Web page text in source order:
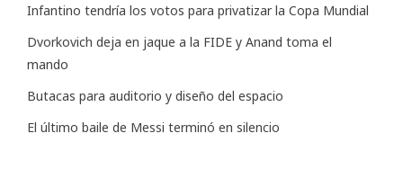
Infantino tendría los votos para privatizar la Copa Mundial
Dvorkovich deja en jaque a la FIDE y Anand toma el
mando
Butacas para auditorio y diseño del espacio
El último baile de Messi terminó en silencio